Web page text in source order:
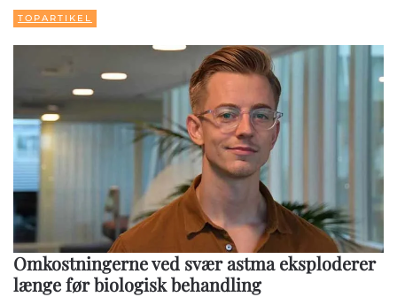
TOPARTIKEL
Omkostningerne ved svær astma eksploderer
længe før biologisk behandling